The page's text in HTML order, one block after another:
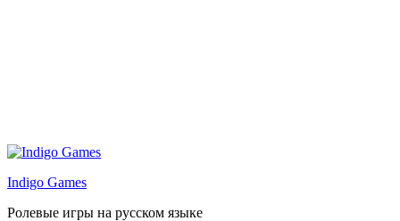
Indigo Games
Ролевые игры на русском языке